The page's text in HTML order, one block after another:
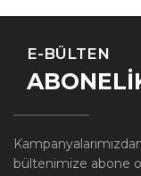
E-BÜLTEN
bültenimize abone